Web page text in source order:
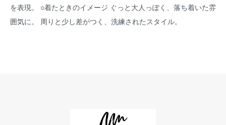
を表現。 ○着たときのイメージ ぐっと大人っぽく、落ち着いた雰
囲気に。 周りと少し差がつく、洗練されたスタイル。